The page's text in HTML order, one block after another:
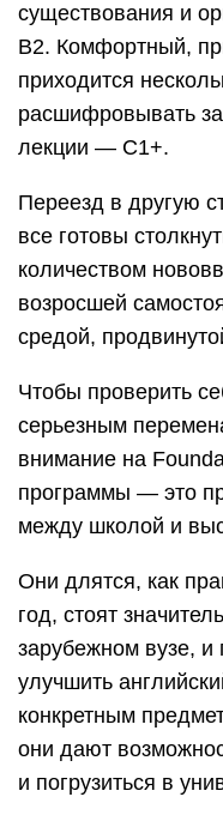
существования и
B2. Комфортный,
приходится
расшифровывать
лекции — C1+.
Переезд в другую
все готовы
количеством
возросшей
средой,
Чтобы проверить
серьезным
внимание на
программы — это
между школой и
Они длятся, как
год, стоят
зарубежном вузе, и
улучшить
конкретным
они дают
и погрузиться в